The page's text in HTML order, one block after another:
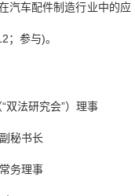
汽车配件制造行业中的应
；参与)。
双法研究会”）理事
秘书长
务理事